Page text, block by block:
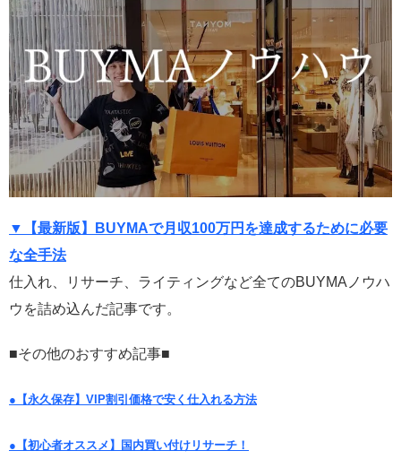
▼【最新版】BUYMAで月収100万円を達成するために必要
な全手法
仕入れ、リサーチ、ライティングなど全てのBUYMAノウハ
ウを詰め込んだ記事です。
■その他のおすすめ記事■
●【永久保存】VIP割引価格で安く仕入れる方法
●【初心者オススメ】国内買い付けリサーチ！